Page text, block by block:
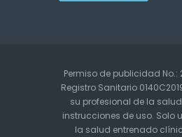
Permiso de publicidad No.:
Registro Sanitario
su profesional de la
instrucciones de uso. Solo
la salud entrenado